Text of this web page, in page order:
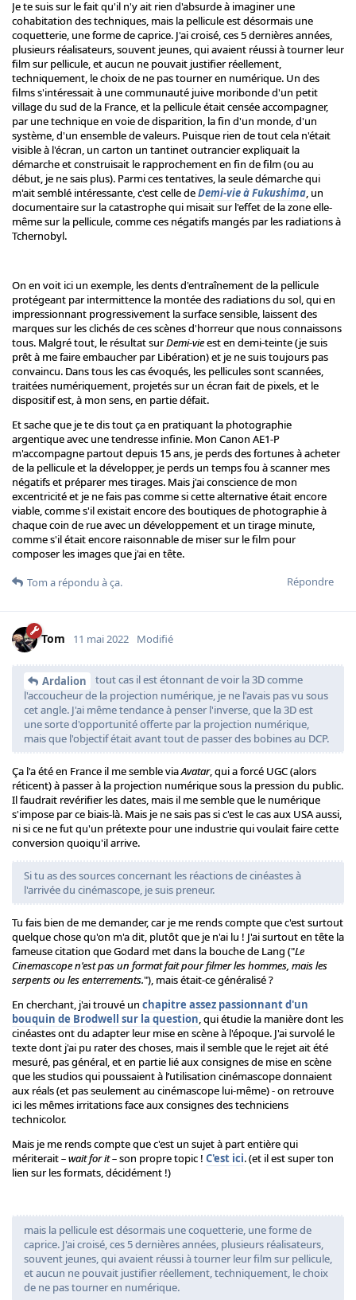
Je te suis sur le fait qu'il n'y ait rien d'absurde à imaginer une
cohabitation des techniques, mais la pellicule est désormais une
coquetterie, une forme de caprice. J'ai croisé, ces 5 dernières années,
plusieurs réalisateurs, souvent jeunes, qui avaient réussi à tourner leur
film sur pellicule, et aucun ne pouvait justifier réellement,
techniquement, le choix de ne pas tourner en numérique. Un des
films s'intéressait à une communauté juive moribonde d'un petit
village du sud de la France, et la pellicule était censée accompagner,
par une technique en voie de disparition, la fin d'un monde, d'un
système, d'un ensemble de valeurs. Puisque rien de tout cela n'était
visible à l'écran, un carton un tantinet outrancier expliquait la
démarche et construisait le rapprochement en fin de film (ou au
début, je ne sais plus). Parmi ces tentatives, la seule démarche qui
m'ait semblé intéressante, c'est celle deDemi-vie à Fukushima, un
documentaire sur la catastrophe qui misait sur l'effet de la zone elle-
même sur la pellicule, comme ces négatifs mangés par les radiations à
Tchernobyl.
On en voit ici un exemple, les dents d'entraînement de la pellicule
protégeant par intermittence la montée des radiations du sol, qui en
impressionnant progressivement la surface sensible, laissent des
marques sur les clichés de ces scènes d'horreur que nous connaissons
tous. Malgré tout, le résultat surDemi-vieest en demi-teinte (je suis
prêt à me faire embaucher par Libération) et je ne suis toujours pas
convaincu. Dans tous les cas évoqués, les pellicules sont scannées,
traitées numériquement, projetés sur un écran fait de pixels, et le
dispositif est, à mon sens, en partie défait.
Et sache que je te dis tout ça en pratiquant la photographie
argentique avec une tendresse infinie. Mon Canon AE1-P
m'accompagne partout depuis 15 ans, je perds des fortunes à acheter
de la pellicule et la développer, je perds un temps fou à scanner mes
négatifs et préparer mes tirages. Mais j'ai conscience de mon
excentricité et je ne fais pas comme si cette alternative était encore
viable, comme s'il existait encore des boutiques de photographie à
chaque coin de rue avec un développement et un tirage minute,
comme s'il était encore raisonnable de miser sur le film pour
composer les images que j'ai en tête.
Répondre
Tom a répondu à ça.
Tom 11 mai 2022 Modifié
Ardalion
tout cas il est étonnant de voir la 3D comme
l'accoucheur de la projection numérique, je ne l'avais pas vu sous
cet angle. J'ai même tendance à penser l'inverse, que la 3D est
une sorte d'opportunité offerte par la projection numérique,
mais que l'objectif était avant tout de passer des bobines au DCP.
Ça l'a été en France il me semble viaAvatar, qui a forcé UGC (alors
réticent) à passer à la projection numérique sous la pression du public.
Il faudrait revérifier les dates, mais il me semble que le numérique
s'impose par ce biais-là. Mais je ne sais pas si c'est le cas aux USA aussi,
ni si ce ne fut qu'un prétexte pour une industrie qui voulait faire cette
conversion quoiqu'il arrive.
Si tu as des sources concernant les réactions de cinéastes à
l'arrivée du cinémascope, je suis preneur.
Tu fais bien de me demander, car je me rends compte que c'est surtout
quelque chose qu'on m'a dit, plutôt que je n'ai lu ! J'ai surtout en tête la
fameuse citation que Godard met dans la bouche de Lang ("Le
Cinemascope n'est pas un format fait pour filmer les hommes, mais les
serpents ou les enterrements."), mais était-ce généralisé ?
En cherchant, j'ai trouvé un chapitre assez passionnant d'un
bouquin de Brodwell sur la question, qui étudie la manière dont les
cinéastes ont du adapter leur mise en scène à l'époque. J'ai survolé le
texte dont j'ai pu rater des choses, mais il semble que le rejet ait été
mesuré, pas général, et en partie lié aux consignes de mise en scène
que les studios qui poussaient à l’utilisation cinémascope donnaient
aux réals (et pas seulement au cinémascope lui-même) - on retrouve
ici les mêmes irritations face aux consignes des techniciens
technicolor.
Mais je me rends compte que c'est un sujet à part entière qui
mériterait– wait for it –son propre topic ! C'est ici. (et il est super ton
lien sur les formats, décidément !)
mais la pellicule est désormais une coquetterie, une forme de
caprice. J'ai croisé, ces 5 dernières années, plusieurs réalisateurs,
souvent jeunes, qui avaient réussi à tourner leur film sur pellicule,
et aucun ne pouvait justifier réellement, techniquement, le choix
de ne pas tourner en numérique.